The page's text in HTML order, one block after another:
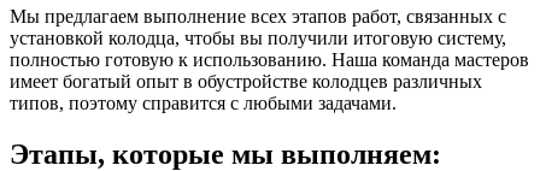
Мы предлагаем выполнение всех этапов работ, связанных с
установкой колодца, чтобы вы получили итоговую систему,
полностью готовую к использованию. Наша команда мастеров
имеет богатый опыт в обустройстве колодцев различных
типов, поэтому справится с любыми задачами.
Этапы, которые мы выполняем: